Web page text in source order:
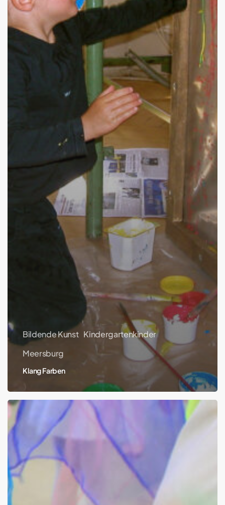
Bildende Kunst Kindergartenkinder
Meersburg
Klang Farben